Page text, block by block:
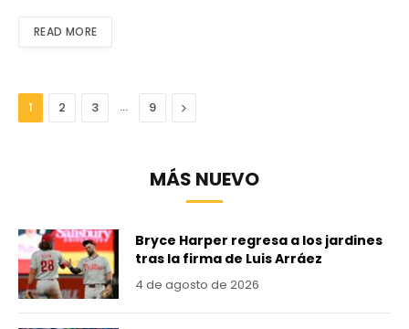
READ MORE
1 2 3 … 9 Next
MÁS NUEVO
Bryce Harper regresa a los jardines
tras la firma de Luis Arráez
4 de agosto de 2026